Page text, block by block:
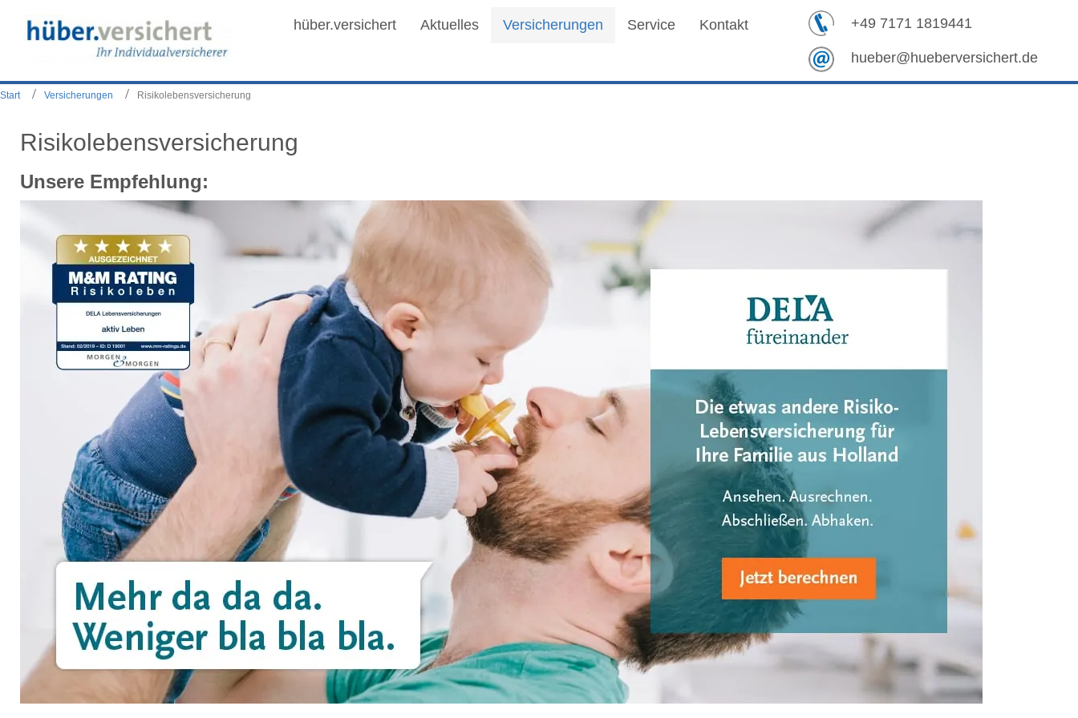
hüber.versichert Aktuelles Versicherungen Service Kontakt +49 7171 1819441
hueber@hueberversichert.de
Start Versicherungen Risikolebensversicherung
Risikolebensversicherung
Unsere Empfehlung: